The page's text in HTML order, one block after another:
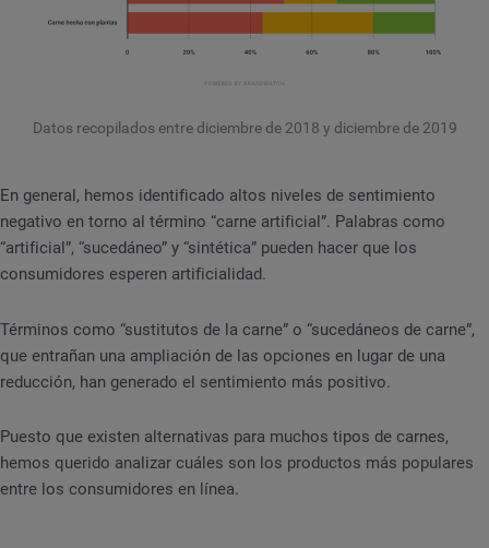
Datos recopilados entre diciembre de 2018 y diciembre de 2019
En general, hemos identificado altos niveles de sentimiento
negativo en torno al término “carne artificial”. Palabras como
“artificial”, “sucedáneo” y “sintética” pueden hacer que los
consumidores esperen artificialidad.
Términos como “sustitutos de la carne” o “sucedáneos de carne”,
que entrañan una ampliación de las opciones en lugar de una
reducción, han generado el sentimiento más positivo.
Puesto que existen alternativas para muchos tipos de carnes,
hemos querido analizar cuáles son los productos más populares
entre los consumidores en línea.